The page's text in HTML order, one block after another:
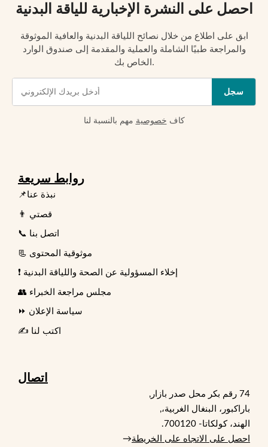
احصل على النشرة الإخبارية للياقة البدنية
ابق على اطلاع من خلال نصائح اللياقة البدنية والعافية الموثوقة
والمراجعة طبيًا الشاملة والعملية والمقدمة إلى صندوق الوارد
الخاص بك.
سجل
كاف خصوصية مهم بالنسبة لنا
روابط سريعة
📌نبذة عنا
👨 قصتي
📞 اتصل بنا
📃 موثوقية المحتوى
❗ إخلاء المسؤولية عن الصحة واللياقة البدنية
👥 مجلس مراجعة الخبراء
⏩ سياسة الإعلان
✍️ اكتب لنا
اتصال
74 رقم بكر محل صدر بازار,
باراكبور، البنغال الغربية،,
الهند، كولكاتا- 700120.
احصل على الاتجاه على الخريطة→